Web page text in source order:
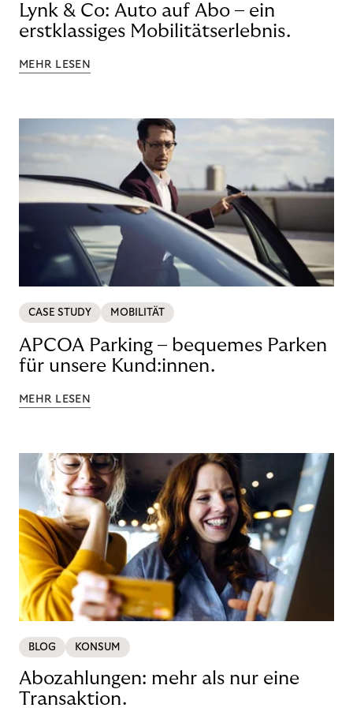
Lynk & Co: Auto auf Abo – ein
erstklassiges Mobilitätserlebnis.
MEHR LESEN
CASE STUDY MOBILITÄT
APCOA Parking – bequemes Parken
für unsere Kund:innen.
MEHR LESEN
BLOG KONSUM
Abozahlungen: mehr als nur eine
Transaktion.